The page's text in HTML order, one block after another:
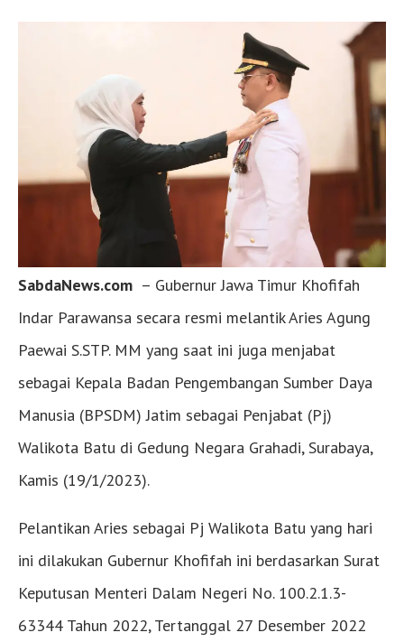
SabdaNews.com – Gubernur Jawa Timur Khofifah
Indar Parawansa secara resmi melantik Aries Agung
Paewai S.STP. MM yang saat ini juga menjabat
sebagai Kepala Badan Pengembangan Sumber Daya
Manusia (BPSDM) Jatim sebagai Penjabat (Pj)
Walikota Batu di Gedung Negara Grahadi, Surabaya,
Kamis (19/1/2023).
Pelantikan Aries sebagai Pj Walikota Batu yang hari
ini dilakukan Gubernur Khofifah ini berdasarkan Surat
Keputusan Menteri Dalam Negeri No. 100.2.1.3-
63344 Tahun 2022, Tertanggal 27 Desember 2022